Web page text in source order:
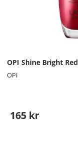
OPI Shine Bright
OPI
165 kr